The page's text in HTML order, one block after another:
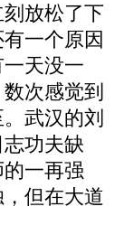
放松了下
一个原因
天没一
次感觉到
武汉的刘
功夫缺
一再强
但在大道